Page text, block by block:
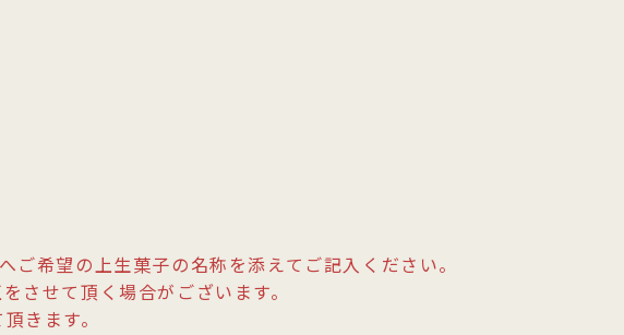
希望の上生菓子の名称を添えてご記入ください。
させて頂く場合がございます。
きます。